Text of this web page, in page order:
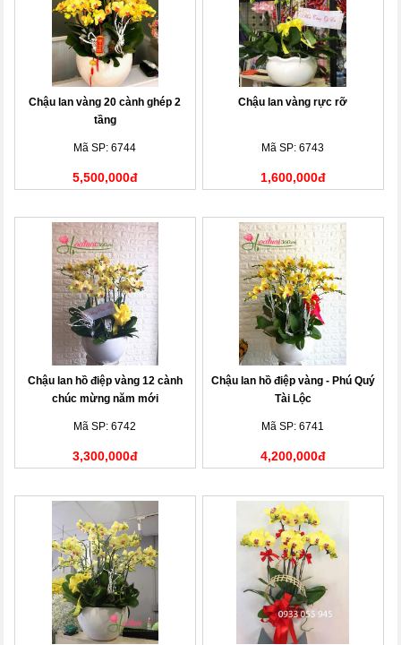
Chậu lan vàng 20 cành ghép 2
tầng
Mã SP: 6744
5,500,000đ
Chậu lan vàng rực rỡ
Mã SP: 6743
1,600,000đ
Chậu lan hồ điệp vàng 12 cành
chúc mừng năm mới
Mã SP: 6742
3,300,000đ
Chậu lan hồ điệp vàng - Phú Quý
Tài Lộc
Mã SP: 6741
4,200,000đ